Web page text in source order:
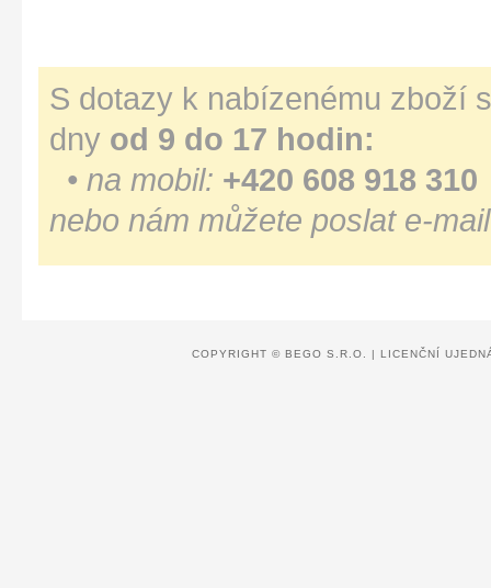
S dotazy k nabízenému zboží
dny od 9 do 17 hodin:
• na mobil: +420 608 918 310
nebo nám můžete poslat e-
COPYRIGHT © BEGO S.R.O. | LICENČNÍ